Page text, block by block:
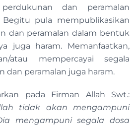
dan peramalan
pula mempublikasikan
dan peramalan dalam bentuk
juga haram. Memanfaatkan,
atau mempercayai segala
dan peramalan juga haram.
pada Firman Allah Swt.:
tidak akan mengampuni
mengampuni segala dosa